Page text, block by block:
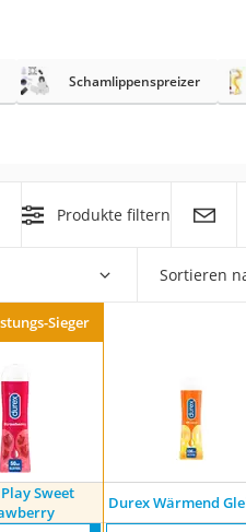
Schamlippenspreizer
Produkte filtern
Sortieren
Sieger
Sweet
Durex Wärmend